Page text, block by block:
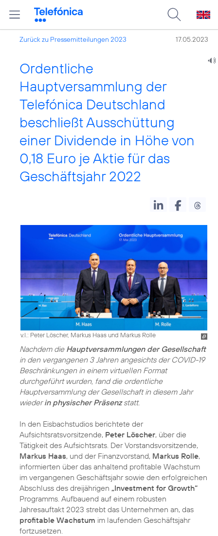
Zurück zu Pressemitteilungen 2023 17.05.2023
Ordentliche
Hauptversammlung der
Telefónica Deutschland
beschließt Ausschüttung
einer Dividende in Höhe von
0,18 Euro je Aktie für das
Geschäftsjahr 2022
v.l.: Peter Löscher, Markus Haas und Markus Rolle
Nachdem die Hauptversammlungen der Gesellschaft
in den vergangenen 3 Jahren angesichts der COVID-19
Beschränkungen in einem virtuellen Format
durchgeführt wurden, fand die ordentliche
Hauptversammlung der Gesellschaft in diesem Jahr
wiederin physischer Präsenzstatt.
In den Eisbachstudios berichtete der
Aufsichtsratsvorsitzende, Peter Löscher, über die
Tätigkeit des Aufsichtsrats. Der Vorstandsvorsitzende,
Markus Haas, und der Finanzvorstand, Markus Rolle,
informierten über das anhaltend profitable Wachstum
im vergangenen Geschäftsjahr sowie den erfolgreichen
Abschluss des dreijährigen „Investment for Growth“
Programms. Aufbauend auf einem robusten
Jahresauftakt 2023 strebt das Unternehmen an, das
profitable Wachstum im laufenden Geschäftsjahr
fortzusetzen.